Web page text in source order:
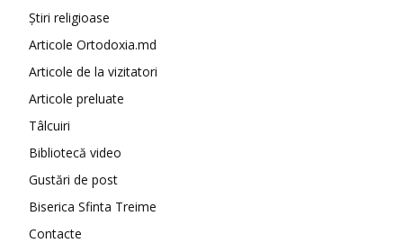
Știri religioase
Articole Ortodoxia.md
Articole de la vizitatori
Articole preluate
Tâlcuiri
Bibliotecă video
Gustări de post
Biserica Sfinta Treime
Contacte